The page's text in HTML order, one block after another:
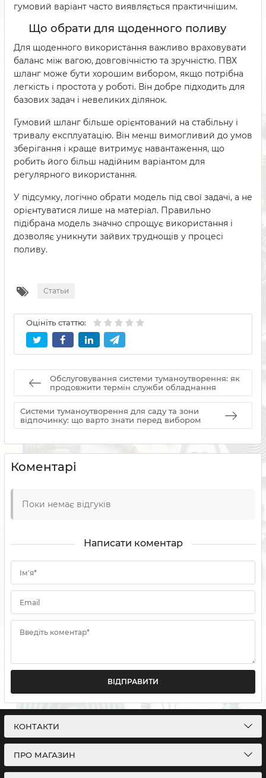
гумовий варіант часто виявляється практичнішим.
Що обрати для щоденного поливу
Для щоденного використання важливо враховувати
баланс між вагою, довговічністю та зручністю. ПВХ
шланг може бути хорошим вибором, якщо потрібна
легкість і простота у роботі. Він добре підходить для
базових задач і невеликих ділянок.
Гумовий шланг більше орієнтований на стабільну і
тривалу експлуатацію. Він менш вимогливий до умов
зберігання і краще витримує навантаження, що
робить його більш надійним варіантом для
регулярного використання.
У підсумку, логічно обрати модель під свої задачі, а не
орієнтуватися лише на матеріал. Правильно
підібрана модель значно спрощує використання і
дозволяє уникнути зайвих труднощів у процесі
поливу.
Статьи
Оцініть статтю:
Обслуговування системи туманоутворення: як
продовжити термін служби обладнання
Системи туманоутворення для саду та зони
відпочинку: що варто знати перед вибором
Коментарі
Поки немає відгуків
Написати коментар
Ім'я*
Email
Введіть коментар*
ВІДПРАВИТИ
КОНТАКТИ
ПРО МАГАЗИН